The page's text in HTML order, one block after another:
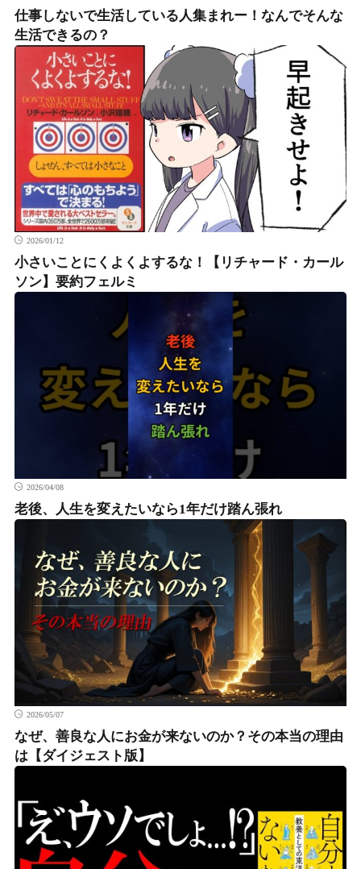
仕事しないで生活している人集まれー！なんでそんな
生活できるの？
2026/01/12
小さいことにくよくよするな！【リチャード・カール
ソン】要約フェルミ
2026/04/08
老後、人生を変えたいなら1年だけ踏ん張れ
2026/05/07
なぜ、善良な人にお金が来ないのか？その本当の理由
は【ダイジェスト版】